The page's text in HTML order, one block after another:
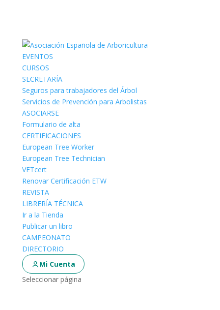
EVENTOS
CURSOS
SECRETARÍA
Seguros para trabajadores del Árbol
Servicios de Prevención para Arbolistas
ASOCIARSE
Formulario de alta
CERTIFICACIONES
European Tree Worker
European Tree Technician
VETcert
Renovar Certificación ETW
REVISTA
LIBRERÍA TÉCNICA
Ir a la Tienda
Publicar un libro
CAMPEONATO
DIRECTORIO
Mi Cuenta
Seleccionar página